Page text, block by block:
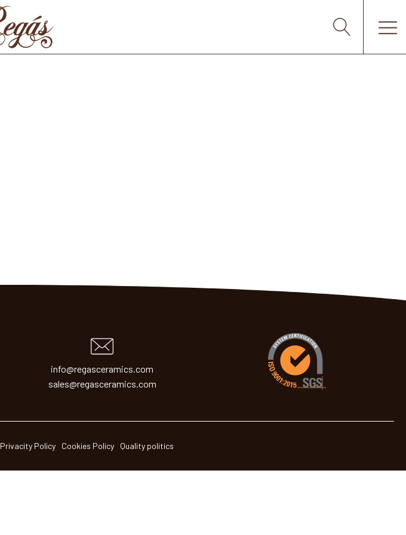
info@regasceramics.com
sales@regasceramics.com
Privacity Policy Cookies Policy Quality politics